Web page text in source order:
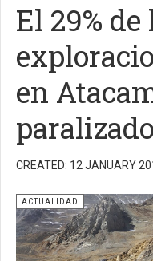
El 29% de
en
paralizado
CREATED: 12 JANUARY
ACTUALIDAD